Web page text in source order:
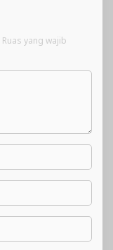
Ruas yang wajib